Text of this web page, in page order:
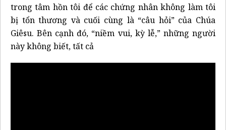
trong tâm hồn tôi để các chứng nhân không làm tôi
bị tổn thương và cuối cùng là “câu hỏi” của Chúa
Giêsu. Bên cạnh đó, “niềm vui, kỳ lễ,” những người
này không biết, tất cả